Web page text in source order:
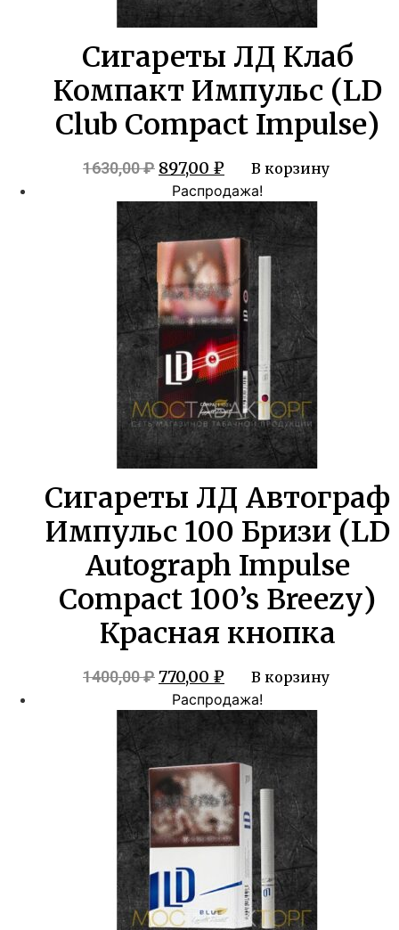
Сигареты ЛД Клаб
Компакт Импульс (LD
Club Compact Impulse)
1630,00₽ Первоначальная
цена
составляла
1630,00 ₽.
897,00 ₽ Текущая
цена:
897,00 ₽.
В корзину
Распродажа!
Сигареты ЛД Автограф
Импульс 100 Бризи (LD
Autograph Impulse
Compact 100’s Breezy)
Красная кнопка
1400,00₽Первоначальная
цена
составляла
1400,00 ₽.
770,00 ₽ Текущая
цена:
770,00 ₽.
В корзину
Распродажа!